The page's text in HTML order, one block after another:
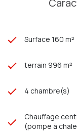
971 555 CP 8001
Surface 160 m²
terrain 996 m²
4 chambre(s)
Chauffage
(pompe à